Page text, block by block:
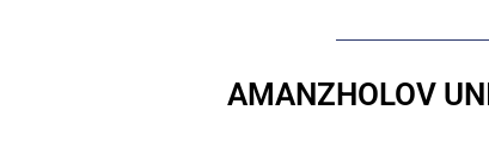
AMANZHOLOV